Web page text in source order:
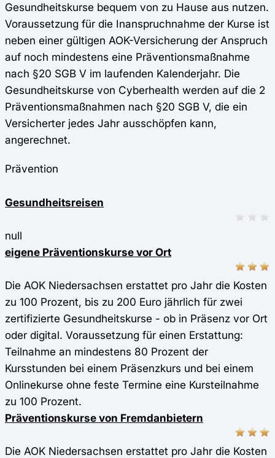
Gesundheitskurse bequem von zu Hause aus nutzen.
Voraussetzung für die Inanspruchnahme der Kurse ist
neben einer gültigen AOK-Versicherung der Anspruch
auf noch mindestens eine Präventionsmaßnahme
nach §20 SGB V im laufenden Kalenderjahr. Die
Gesundheitskurse von Cyberhealth werden auf die 2
Präventionsmaßnahmen nach §20 SGB V, die ein
Versicherter jedes Jahr ausschöpfen kann,
angerechnet.
Prävention
Gesundheitsreisen
null
eigene Präventionskurse vor Ort
Die AOK Niedersachsen erstattet pro Jahr die Kosten
zu 100 Prozent, bis zu 200 Euro jährlich für zwei
zertifizierte Gesundheitskurse - ob in Präsenz vor Ort
oder digital. Voraussetzung für einen Erstattung:
Teilnahme an mindestens 80 Prozent der
Kursstunden bei einem Präsenzkurs und bei einem
Onlinekurse ohne feste Termine eine Kursteilnahme
zu 100 Prozent.
Präventionskurse von Fremdanbietern
Die AOK Niedersachsen erstattet pro Jahr die Kosten